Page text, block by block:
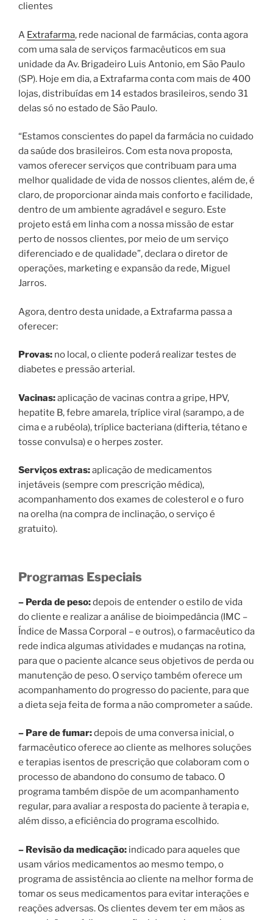
clientes
A Extrafarma, rede nacional de farmácias, conta agora
com uma sala de serviços farmacêuticos em sua
unidade da Av. Brigadeiro Luis Antonio, em São Paulo
(SP). Hoje em dia, a Extrafarma conta com mais de 400
lojas, distribuídas em 14 estados brasileiros, sendo 31
delas só no estado de São Paulo.
“Estamos conscientes do papel da farmácia no cuidado
da saúde dos brasileiros. Com esta nova proposta,
vamos oferecer serviços que contribuam para uma
melhor qualidade de vida de nossos clientes, além de, é
claro, de proporcionar ainda mais conforto e facilidade,
dentro de um ambiente agradável e seguro. Este
projeto está em linha com a nossa missão de estar
perto de nossos clientes, por meio de um serviço
diferenciado e de qualidade”, declara o diretor de
operações, marketing e expansão da rede, Miguel
Jarros.
Agora, dentro desta unidade, a Extrafarma passa a
oferecer:
Provas: no local, o cliente poderá realizar testes de
diabetes e pressão arterial.
Vacinas:aplicação de vacinas contra a gripe, HPV,
hepatite B, febre amarela, tríplice viral (sarampo, a de
cima e a rubéola), tríplice bacteriana (difteria, tétano e
tosse convulsa) e o herpes zoster.
Serviços extras:aplicação de medicamentos
injetáveis (sempre com prescrição médica),
acompanhamento dos exames de colesterol e o furo
na orelha (na compra de inclinação, o serviço é
gratuito).
Programas Especiais
– Perda de peso:depois de entender o estilo de vida
do cliente e realizar a análise de bioimpedância (IMC –
Índice de Massa Corporal – e outros), o farmacêutico da
rede indica algumas atividades e mudanças na rotina,
para que o paciente alcance seus objetivos de perda ou
manutenção de peso. O serviço também oferece um
acompanhamento do progresso do paciente, para que
a dieta seja feita de forma a não comprometer a saúde.
– Pare de fumar:depois de uma conversa inicial, o
farmacêutico oferece ao cliente as melhores soluções
e terapias isentos de prescrição que colaboram com o
processo de abandono do consumo de tabaco. O
programa também dispõe de um acompanhamento
regular, para avaliar a resposta do paciente à terapia e,
além disso, a eficiência do programa escolhido.
– Revisão da medicação: indicado para aqueles que
usam vários medicamentos ao mesmo tempo, o
programa de assistência ao cliente na melhor forma de
tomar os seus medicamentos para evitar interações e
reações adversas. Os clientes devem ter em mãos as